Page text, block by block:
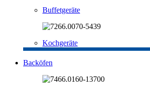
Buffetgeräte
Kochgeräte
Backöfen